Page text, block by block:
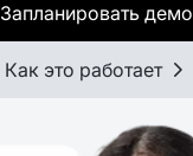
Запланировать демо
Как это работает